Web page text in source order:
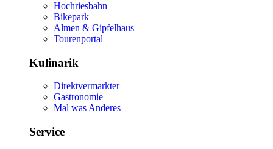
Hochriesbahn
Bikepark
Almen & Gipfelhaus
Tourenportal
Kulinarik
Direktvermarkter
Gastronomie
Mal was Anderes
Service